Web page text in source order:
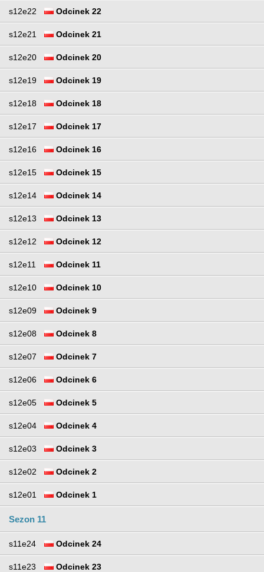
s12e22 Odcinek 22
s12e21 Odcinek 21
s12e20 Odcinek 20
s12e19 Odcinek 19
s12e18 Odcinek 18
s12e17 Odcinek 17
s12e16 Odcinek 16
s12e15 Odcinek 15
s12e14 Odcinek 14
s12e13 Odcinek 13
s12e12 Odcinek 12
s12e11 Odcinek 11
s12e10 Odcinek 10
s12e09 Odcinek 9
s12e08 Odcinek 8
s12e07 Odcinek 7
s12e06 Odcinek 6
s12e05 Odcinek 5
s12e04 Odcinek 4
s12e03 Odcinek 3
s12e02 Odcinek 2
s12e01 Odcinek 1
Sezon 11
s11e24 Odcinek 24
s11e23 Odcinek 23